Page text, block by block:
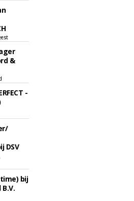
&
-
DSV
bij